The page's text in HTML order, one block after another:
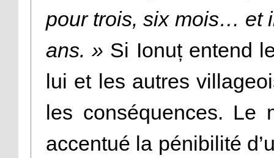
pour trois, six mois… et
ans. » Si Ionuț entend
lui et les autres
les conséquences.
accentué la pénibilité